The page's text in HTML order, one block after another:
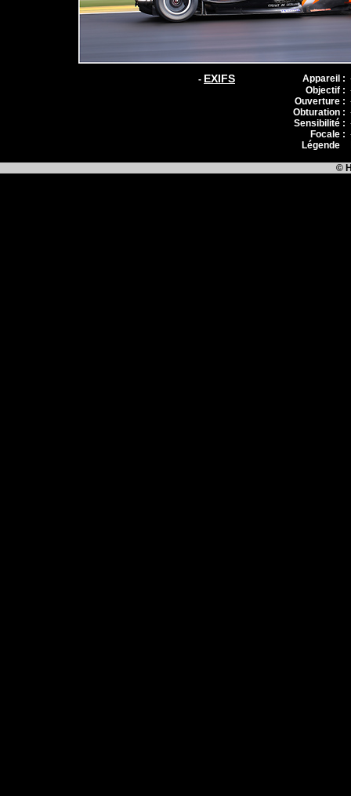
- EXIFS Appareil :
Objectif :
Ouverture :
Obturation :
Sensibilité :
Focale :
Légende
©